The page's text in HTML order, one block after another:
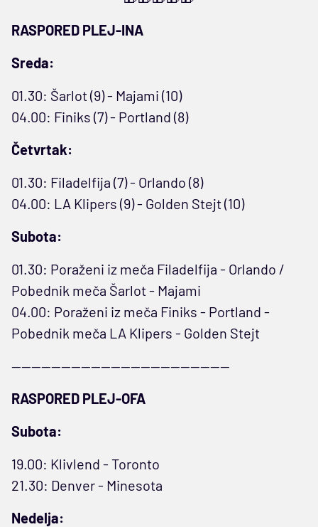
RASPORED PLEJ-INA
Sreda:
01.30: Šarlot (9) - Majami (10)
04.00: Finiks (7) - Portland (8)
Četvrtak:
01.30: Filadelfija (7) - Orlando (8)
04.00: LA Klipers (9) - Golden Stejt (10)
Subota:
01.30: Poraženi iz meča Filadelfija - Orlando /
Pobednik meča Šarlot - Majami
04.00: Poraženi iz meča Finiks - Portland -
Pobednik meča LA Klipers - Golden Stejt
--------------------------------------------
RASPORED PLEJ-OFA
Subota:
19.00: Klivlend - Toronto
21.30: Denver - Minesota
Nedelja: